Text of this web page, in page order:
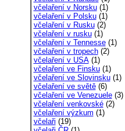
včelaření v Norsku(1)
včelaření v Polsku(1)
včelaření v Rusku(2)
včelaření v rusku(1)
včelaření v Tennesse(1)
včelaření v tropech(2)
včelaření v USA(1)
včelaření ve Finsku(1)
včelaření ve Slovinsku(1)
včelaření ve světě(6)
včelaření ve Venezuele(3)
včelaření venkovské(2)
včelaření výzkum (1)
včelaři (19)